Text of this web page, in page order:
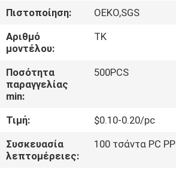
ΓΎΡΟΣ
ΕΡΓΟΣΤΑΣΊΩΝ
ΠΟΙΟΤΙΚΌΣ
ΈΛΕΓΧΟΣ
ΜΑΣ
ΕΛΆΤΕ
Πιστοποίηση:
OEKO,SGS
Αριθμό
μοντέλου:
TK
Ποσότητα
παραγγελίας
min:
500PCS
Τιμή:
$0.10-0.20/pc
Συσκευασία
λεπτομέρειες:
100 τσάντα PC PP